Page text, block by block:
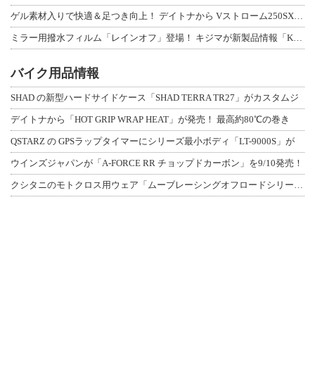
バイク用品情報
SHAD の新型ハードサイドケース「SHAD TERRA TR27」がカスタムジ
デイトナから「HOT GRIP WRAP HEAT」が発売！ 最高約80℃の巻き
QSTARZ の GPSラップタイマーにシリーズ最小ボディ「LT-9000S」が
ウインズジャパンが「A-FORCE RR チョップドカーボン」を9/10発売！